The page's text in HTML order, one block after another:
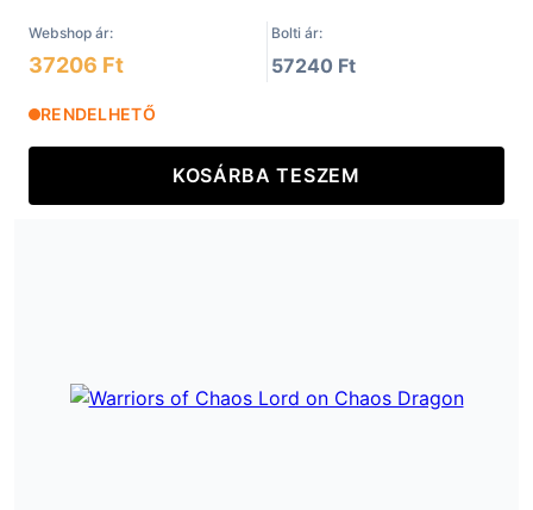
Webshop ár: Bolti ár:
37206 Ft 57240 Ft
RENDELHETŐ
KOSÁRBA TESZEM